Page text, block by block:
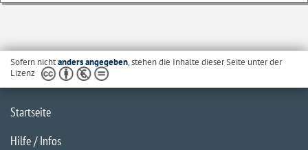
Sofern nichtanders angegeben, stehen die Inhalte dieser Seite unter der
Lizenz
Startseite
Hilfe / Infos